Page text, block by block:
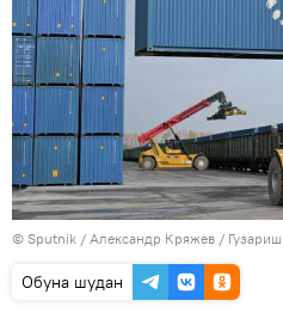
© Sputnik / Александр Кряжев /
Обуна шудан